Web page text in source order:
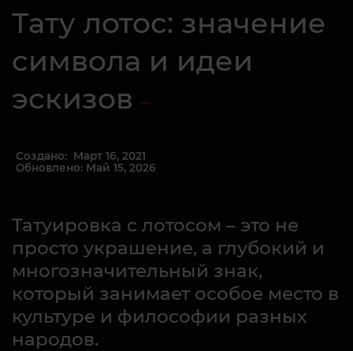
Тату лотос: значение
символа и идеи
эскизов
Создано: Март 16, 2021
Обновлено: Май 15, 2026
Татуировка с лотосом – это не
просто украшение, а глубокий и
многозначительный знак,
который занимает особое место в
культуре и философии разных
народов.